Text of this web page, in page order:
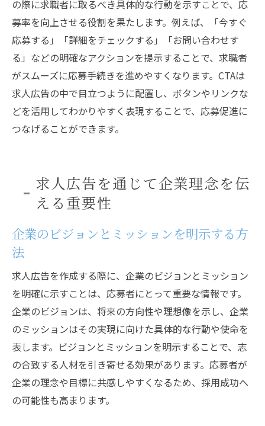
の際に求職者に取るべき具体的な行動を示すことで、応
募率を向上させる役割を果たします。例えば、「今すぐ
応募する」「詳細をチェックする」「お問い合わせす
る」などの明確なアクションを提示することで、求職者
がスムーズに応募手続きを進めやすくなります。CTAは
求人広告の中で目立つように配置し、ボタンやリンクな
どを活用してわかりやすく表現することで、応募促進に
つなげることができます。
求人広告を通じて企業理念を伝
える重要性
企業のビジョンとミッションを明示する方
法
求人広告を作成する際に、企業のビジョンとミッション
を明確に示すことは、応募者にとって重要な情報です。
企業のビジョンは、将来の方向性や理想像を示し、企業
のミッションはその実現に向けた具体的な行動や使命を
表します。ビジョンとミッションを明示することで、志
の合致する人材を引き寄せる効果があります。応募者が
企業の理念や目標に共感しやすくなるため、採用成功へ
の可能性も高まります。